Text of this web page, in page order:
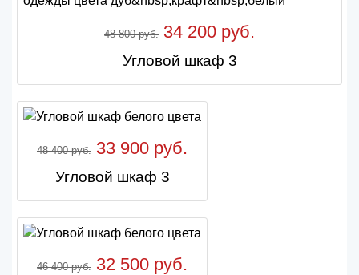
48 800 руб. 34 200 руб.
Угловой шкаф 3
48 400 руб. 33 900 руб.
Угловой шкаф 3
46 400 руб. 32 500 руб.